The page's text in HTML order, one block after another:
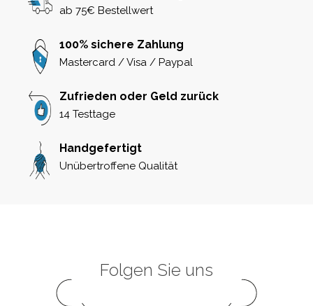
ab 75€ Bestellwert
100% sichere Zahlung
Mastercard / Visa / Paypal
Zufrieden oder Geld zurück
14 Testtage
Handgefertigt
Unübertroffene Qualität
Folgen Sie uns